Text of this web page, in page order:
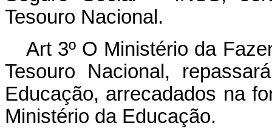
Tesouro Nacional.
Art 3º O Ministério da
Tesouro Nacional,
Educação, arrecadados na
Ministério da Educação.